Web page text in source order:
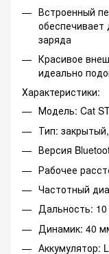
Встроенный
обеспечивает
заряда
Красивое
идеально
Характеристики:
Модель: Cat
Тип:
Версия
Рабочее
Частотный
Дальность:
Динамик: 40
Аккумулятор: